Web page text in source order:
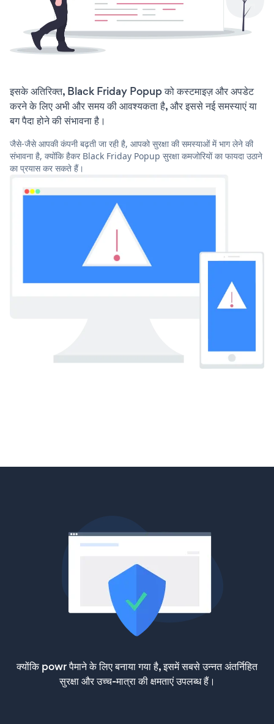
इसके अतिरिक्त, Black Friday Popup को कस्टमाइज़ और अपडेट
करने के लिए अभी और समय की आवश्यकता है, और इससे नई समस्याएं या
बग पैदा होने की संभावना है।
जैसे-जैसे आपकी कंपनी बढ़ती जा रही है, आपको सुरक्षा की समस्याओं में भाग लेने की
संभावना है, क्योंकि हैकर Black Friday Popup सुरक्षा कमजोरियों का फायदा उठाने
का प्रयास कर सकते हैं।
क्योंकि powr पैमाने के लिए बनाया गया है, इसमें सबसे उन्नत अंतर्निहित
सुरक्षा और उच्च-मात्रा की क्षमताएं उपलब्ध हैं।